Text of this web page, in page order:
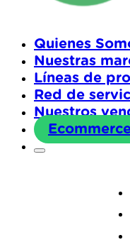
Quienes
Nuestras
Líneas de
Red de
Nuestros